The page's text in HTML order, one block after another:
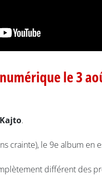
le 3
Kajto.
crainte), le 9e album en
différent des